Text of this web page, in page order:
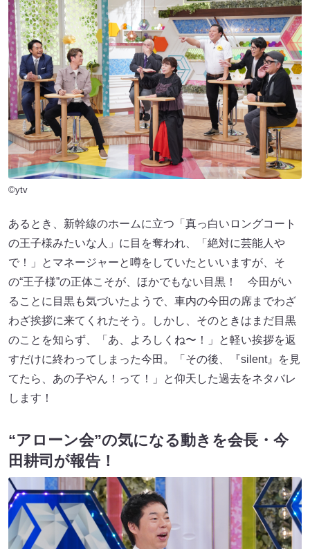
©ytv
あるとき、新幹線のホームに立つ「真っ白いロングコート
の王子様みたいな人」に目を奪われ、「絶対に芸能人や
で！」とマネージャーと噂をしていたといいますが、そ
の“王子様”の正体こそが、ほかでもない目黒！ 今田がい
ることに目黒も気づいたようで、車内の今田の席までわざ
わざ挨拶に来てくれたそう。しかし、そのときはまだ目黒
のことを知らず、「あ、よろしくね〜！」と軽い挨拶を返
すだけに終わってしまった今田。「その後、『silent』を見
てたら、あの子やん！って！」と仰天した過去をネタバレ
します！
“アローン会”の気になる動きを会長・今
田耕司が報告！